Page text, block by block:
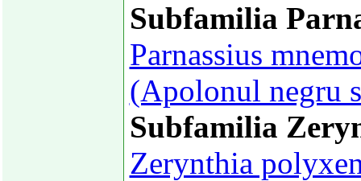
Subfamilia
Parnassius
(Apolonul negru
Subfamilia
Zerynthia